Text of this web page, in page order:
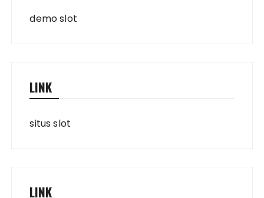
demo slot
LINK
situs slot
LINK